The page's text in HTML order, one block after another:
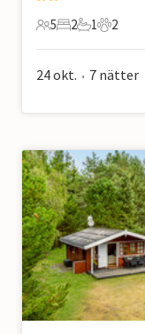
5 Gäster
5
2 Sovrum
2
1 Badrum
1
2 Husdjur
2
24 okt. • 7 nätter